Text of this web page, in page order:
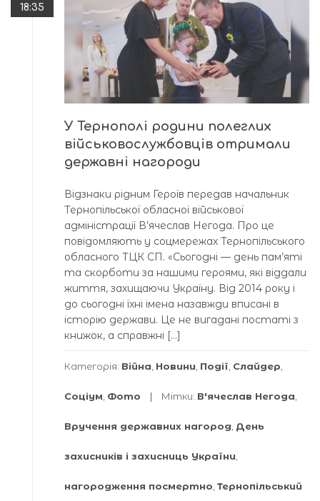
18:35
У Тернополі родини полеглих
військовослужбовців отримали
державні нагороди
Відзнаки рідним Героїв передав начальник
Тернопільської обласної військової
адміністрації В’ячеслав Негода. Про це
повідомляють у соцмережах Тернопільського
обласного ТЦК СП. «Сьогодні — день пам’яті
та скорботи за нашими героями, які віддали
життя, захищаючи Україну. Від 2014 року і
до сьогодні їхні імена назавжди вписані в
історію держави. Це не вигадані постаті з
книжок, а справжні […]
Категорія: Війна Новини Події Слайдер
Соціум Фото Мітки: В'ячеслав Негода
Вручення державних нагород День
захисників і захисниць України
нагородження посмертно Тернопільський